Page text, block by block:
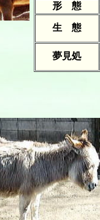
形 態
生 態
夢見処